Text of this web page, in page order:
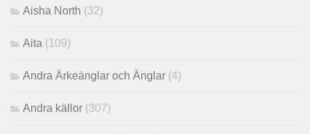
Aisha North (32)
Aita (109)
Andra Ärkeänglar och Änglar (4)
Andra källor (307)